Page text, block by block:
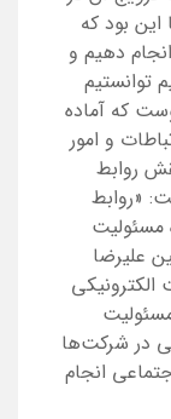
بود که
دهیم و
توانستیم
که آماده
و امور
روابط
«روابط
مسئولیت
علیرضا
الکترونیکی
در شرکت‌ها
انجام